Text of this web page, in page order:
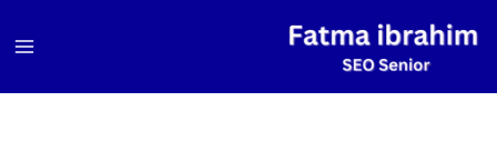
إلى